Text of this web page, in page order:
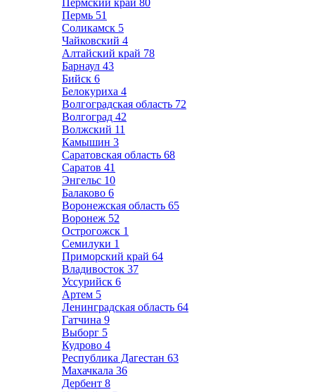
Пермский край 80
Пермь 51
Соликамск 5
Чайковский 4
Алтайский край 78
Барнаул 43
Бийск 6
Белокуриха 4
Волгоградская область 72
Волгоград 42
Волжский 11
Камышин 3
Саратовская область 68
Саратов 41
Энгельс 10
Балаково 6
Воронежская область 65
Воронеж 52
Острогожск 1
Семилуки 1
Приморский край 64
Владивосток 37
Уссурийск 6
Артем 5
Ленинградская область 64
Гатчина 9
Выборг 5
Кудрово 4
Республика Дагестан 63
Махачкала 36
Дербент 8